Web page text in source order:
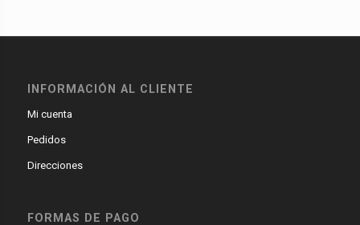
INFORMACIÓN AL CLIENTE
Mi cuenta
Pedidos
Direcciones
FORMAS DE PAGO